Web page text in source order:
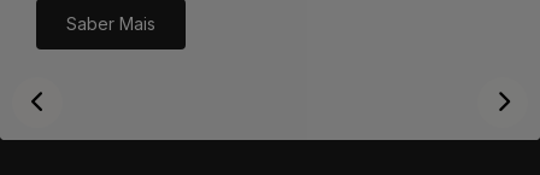
Saber Mais